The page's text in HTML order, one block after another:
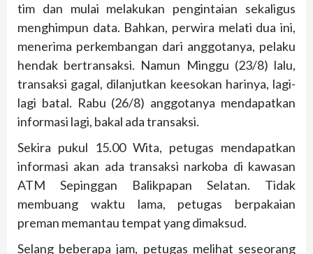
tim dan mulai melakukan pengintaian sekaligus
menghimpun data. Bahkan, perwira melati dua ini,
menerima perkembangan dari anggotanya, pelaku
hendak bertransaksi. Namun Minggu (23/8) lalu,
transaksi gagal, dilanjutkan keesokan harinya, lagi-
lagi batal. Rabu (26/8) anggotanya mendapatkan
informasi lagi, bakal ada transaksi.
Sekira pukul 15.00 Wita, petugas mendapatkan
informasi akan ada transaksi narkoba di kawasan
ATM Sepinggan Balikpapan Selatan. Tidak
membuang waktu lama, petugas berpakaian
preman memantau tempat yang dimaksud.
Selang beberapa jam, petugas melihat seseorang